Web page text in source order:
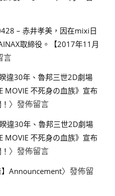
– 赤井孝美，因在mixi日
取締役。【2017年11月
言
違30年、魯邦三世2D劇場
MOVIE 不死身の血族》宣布
〉發佈留言
違30年、魯邦三世2D劇場
MOVIE 不死身の血族》宣布
〉發佈留言
】Announcement〉發佈留